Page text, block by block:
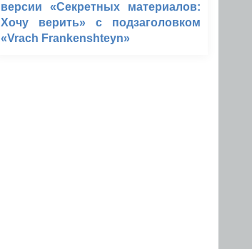
версии «Секретных материалов:
Хочу верить» с подзаголовком
«Vrach Frankenshteyn»